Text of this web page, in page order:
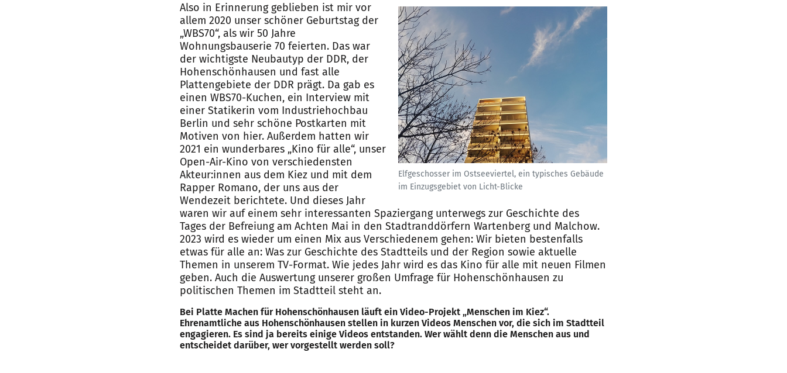
Elfgeschosser im Ostseeviertel, ein typisches Gebäude
im Einzugsgebiet von Licht-Blicke
Also in Erinnerung geblieben ist mir vor
allem 2020 unser schöner Geburtstag der
„WBS70“, als wir 50 Jahre
Wohnungsbauserie 70 feierten. Das war
der wichtigste Neubautyp der DDR, der
Hohenschönhausen und fast alle
Plattengebiete der DDR prägt. Da gab es
einen WBS70-Kuchen, ein Interview mit
einer Statikerin vom Industriehochbau
Berlin und sehr schöne Postkarten mit
Motiven von hier. Außerdem hatten wir
2021 ein wunderbares „Kino für alle“, unser
Open-Air-Kino von verschiedensten
Akteur:innen aus dem Kiez und mit dem
Rapper Romano, der uns aus der
Wendezeit berichtete. Und dieses Jahr
waren wir auf einem sehr interessanten Spaziergang unterwegs zur Geschichte des
Tages der Befreiung am Achten Mai in den Stadtranddörfern Wartenberg und Malchow.
2023 wird es wieder um einen Mix aus Verschiedenem gehen: Wir bieten bestenfalls
etwas für alle an: Was zur Geschichte des Stadtteils und der Region sowie aktuelle
Themen in unserem TV-Format. Wie jedes Jahr wird es das Kino für alle mit neuen Filmen
geben. Auch die Auswertung unserer großen Umfrage für Hohenschönhausen zu
politischen Themen im Stadtteil steht an.
Bei Platte Machen für Hohenschönhausen läuft ein Video-Projekt „Menschen im Kiez“.
Ehrenamtliche aus Hohenschönhausen stellen in kurzen Videos Menschen vor, die sich im Stadtteil
engagieren. Es sind ja bereits einige Videos entstanden. Wer wählt denn die Menschen aus und
entscheidet darüber, wer vorgestellt werden soll?